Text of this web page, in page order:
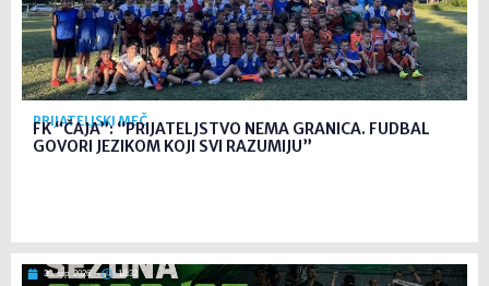
PRIJATELJSKI MEČ
FK “ČAJA”: “PRIJATELJSTVO NEMA GRANICA. FUDBAL
GOVORI JEZIKOM KOJI SVI RAZUMIJU”
30. srp. 2026 12:32